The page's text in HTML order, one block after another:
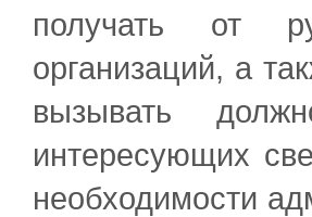
получать от
организаций, а
вызывать
интересующих
необходимости